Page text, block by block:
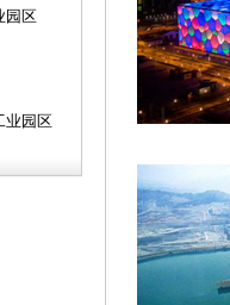
园区
业园区